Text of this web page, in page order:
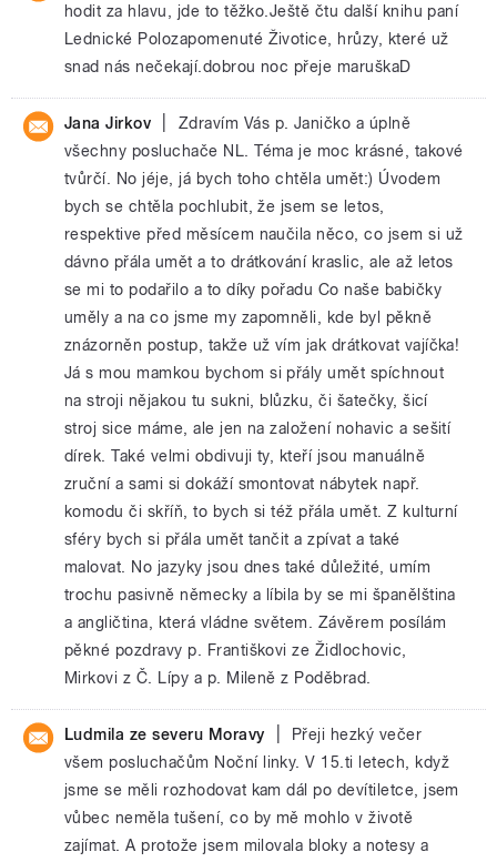
hodit za hlavu, jde to těžko.Ještě čtu další knihu paní
Lednické Polozapomenuté Životice, hrůzy, které už
snad nás nečekají.dobrou noc přeje maruškaD
Jana Jirkov
Zdravím Vás p. Janičko a úplně
všechny posluchače NL. Téma je moc krásné, takové
tvůrčí. No jéje, já bych toho chtěla umět:) Úvodem
bych se chtěla pochlubit, že jsem se letos,
respektive před měsícem naučila něco, co jsem si už
dávno přála umět a to drátkování kraslic, ale až letos
se mi to podařilo a to díky pořadu Co naše babičky
uměly a na co jsme my zapomněli, kde byl pěkně
znázorněn postup, takže už vím jak drátkovat vajíčka!
Já s mou mamkou bychom si přály umět spíchnout
na stroji nějakou tu sukni, blůzku, či šatečky, šicí
stroj sice máme, ale jen na založení nohavic a sešití
dírek. Také velmi obdivuji ty, kteří jsou manuálně
zruční a sami si dokáží smontovat nábytek např.
komodu či skříň, to bych si též přála umět. Z kulturní
sféry bych si přála umět tančit a zpívat a také
malovat. No jazyky jsou dnes také důležité, umím
trochu pasivně německy a líbila by se mi španělština
a angličtina, která vládne světem. Závěrem posílám
pěkné pozdravy p. Františkovi ze Židlochovic,
Mirkovi z Č. Lípy a p. Mileně z Poděbrad.
Ludmila ze severu Moravy
Přeji hezký večer
všem posluchačům Noční linky. V 15.ti letech, když
jsme se měli rozhodovat kam dál po devítiletce, jsem
vůbec neměla tušení, co by mě mohlo v životě
zajímat. A protože jsem milovala bloky a notesy a